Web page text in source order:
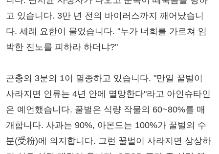
고 있습니다. 3만 년 전의 바이러스까지 깨어났습니
다. 세례 요한이 물었습니다. "누가 너희를 가르쳐 임
박한 진노를 피하라 하더냐?"
곤충의 3분의 1이 멸종하고 있습니다. "만일 꿀벌이
사라지면 인류는 4년 안에 멸망한다"라고 아인슈타인
은 예언했습니다. 꿀벌은 식량 작물의 60~80%를 매
개합니다. 사과는 90%, 아몬드는 100%가 꿀벌의 수
분(受粉)에 의지합니다. 그런 꿀벌이 사라지면 상상하